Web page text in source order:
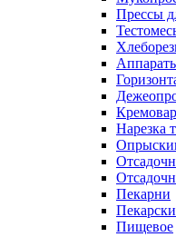
Прессы
Нарезка
Пекарни
Пищевое